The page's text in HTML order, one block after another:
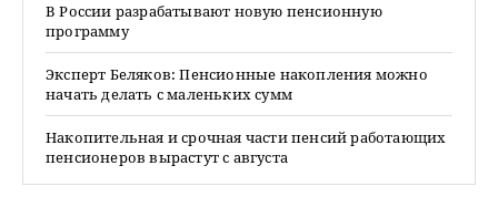
В России разрабатывают новую пенсионную
программу
Эксперт Беляков: Пенсионные накопления можно
начать делать с маленьких сумм
Накопительная и срочная части пенсий работающих
пенсионеров вырастут с августа